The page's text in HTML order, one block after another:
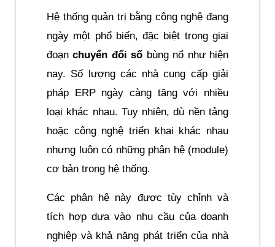
Hệ thống quản trị bằng công nghệ đang
ngày một phổ biến, đặc biệt trong giai
đoạn chuyển đổi số bùng nổ như hiện
nay. Số lượng các nhà cung cấp giải
pháp ERP ngày càng tăng với nhiều
loại khác nhau. Tuy nhiên, dù nền tảng
hoặc công nghệ triển khai khác nhau
nhưng luôn có những phân hệ (module)
cơ bản trong hệ thống.
Các phân hệ này được tùy chỉnh và
tích hợp dựa vào nhu cầu của doanh
nghiệp và khả năng phát triển của nhà